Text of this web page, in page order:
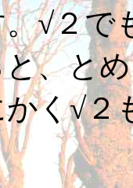
√２で
、と
く√２